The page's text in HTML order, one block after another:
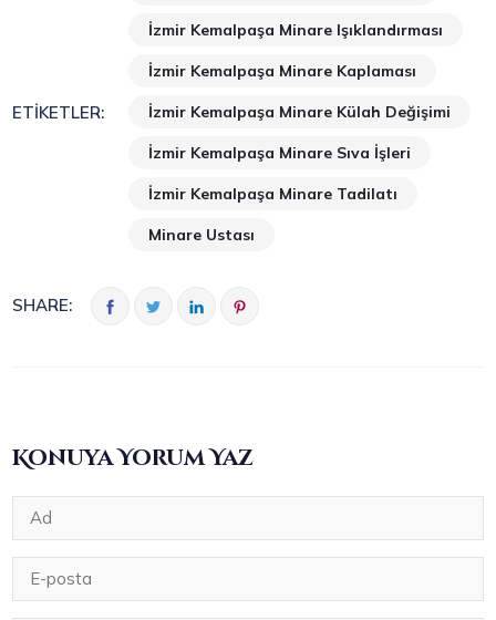
ETIKETLER:
İzmir Kemalpaşa Minare Işıklandırması
İzmir Kemalpaşa Minare Kaplaması
İzmir Kemalpaşa Minare Külah Değişimi
İzmir Kemalpaşa Minare Sıva İşleri
İzmir Kemalpaşa Minare Tadilatı
Minare Ustası
SHARE:
Konuya Yorum Yaz